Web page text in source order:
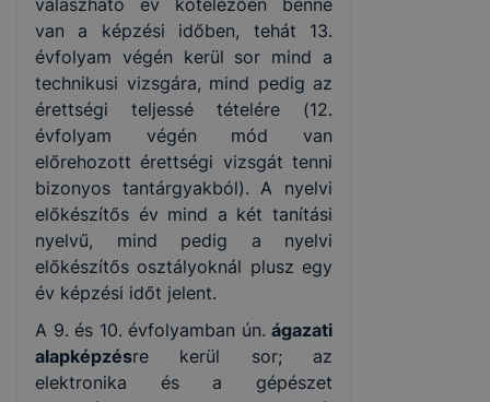
van a képzési időben, tehát 13.
évfolyam végén kerül sor mind a
technikusi vizsgára, mind pedig az
érettségi teljessé tételére (12.
évfolyam végén mód van
előrehozott érettségi vizsgát tenni
bizonyos tantárgyakból). A nyelvi
előkészítős év mind a két tanítási
nyelvű, mind pedig a nyelvi
előkészítős osztályoknál plusz egy
év képzési időt jelent.
A 9. és 10. évfolyamban ún. ágazati
alapképzésre kerül sor; az
elektronika és a gépészet